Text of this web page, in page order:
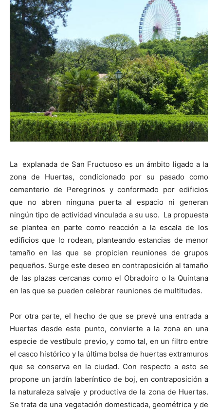
La explanada de San Fructuoso es un ámbito ligado a la
zona de Huertas, condicionado por su pasado como
cementerio de Peregrinos y conformado por edificios
que no abren ninguna puerta al espacio ni generan
ningún tipo de actividad vinculada a su uso. La propuesta
se plantea en parte como reacción a la escala de los
edificios que lo rodean, planteando estancias de menor
tamaño en las que se propicien reuniones de grupos
pequeños. Surge este deseo en contraposición al tamaño
de las plazas cercanas como el Obradoiro o la Quintana
en las que se pueden celebrar reuniones de multitudes.
Por otra parte, el hecho de que se prevé una entrada a
Huertas desde este punto, convierte a la zona en una
especie de vestíbulo previo, y como tal, en un filtro entre
el casco histórico y la última bolsa de huertas extramuros
que se conserva en la ciudad. Con respecto a esto se
propone un jardín laberíntico de boj, en contraposición a
la naturaleza salvaje y productiva de la zona de Huertas.
Se trata de una vegetación domesticada, geométrica y de